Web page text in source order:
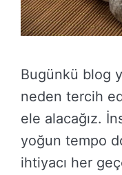
Bugünkü blog
neden tercih
ele alacağız.
yoğun tempo
ihtiyacı her